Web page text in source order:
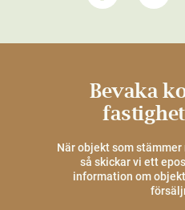
Bevaka
När objekt som
så skickar vi ett
information om